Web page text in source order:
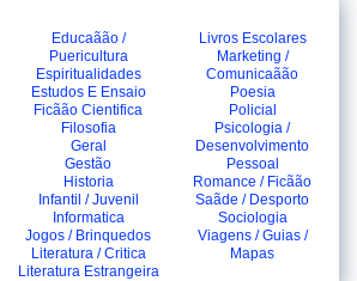
Educaãão /
Puericultura
Espiritualidades
Estudos E Ensaio
Ficãão Cientifica
Filosofia
Geral
Gestão
Historia
Infantil / Juvenil
Informatica
Jogos / Brinquedos
Literatura / Critica
Literatura Estrangeira
Livros Escolares
Marketing /
Comunicaãão
Poesia
Policial
Psicologia /
Desenvolvimento
Pessoal
Romance / Ficãão
Saãde / Desporto
Sociologia
Viagens / Guias /
Mapas